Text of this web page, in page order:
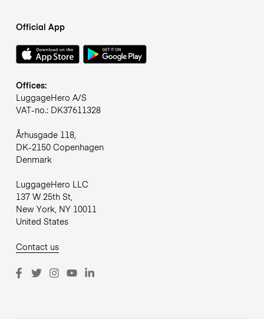
Official App
Offices:
LuggageHero A/S
VAT-no.: DK37611328
Århusgade 118,
DK-2150 Copenhagen
Denmark
LuggageHero LLC
137 W 25th St,
New York, NY 10011
United States
Contact us